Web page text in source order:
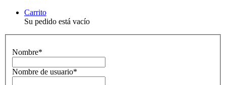
Carrito
Su pedido está vacío
Nombre*
Nombre de usuario*